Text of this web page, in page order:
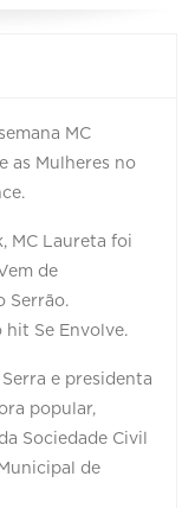
MC
as Mulheres no
MC Laureta foi
de
Serrão.
hit Se Envolve.
e presidenta
popular,
Sociedade Civil
de